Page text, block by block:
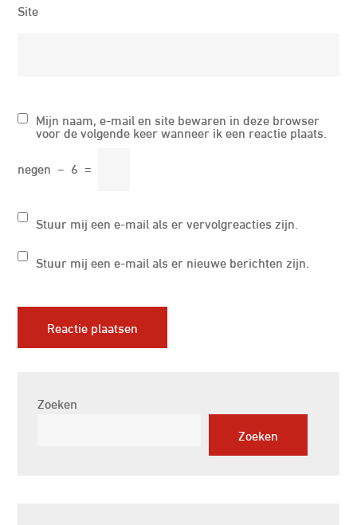
Site
Mijn naam, e-mail en site bewaren in deze browser
voor de volgende keer wanneer ik een reactie plaats.
negen − 6 =
Stuur mij een e-mail als er vervolgreacties zijn.
Stuur mij een e-mail als er nieuwe berichten zijn.
Zoeken
Zoeken